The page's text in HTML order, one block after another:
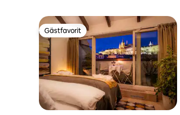
Gästfavorit
Gästfavorit